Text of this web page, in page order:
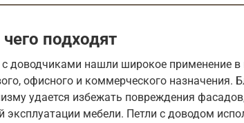
подходят
с доводчиками нашли широкое применение в
офисного и коммерческого
удается избежать повреждения
эксплуатации мебели. Петли с доводом